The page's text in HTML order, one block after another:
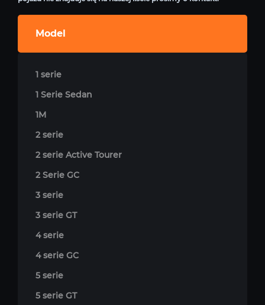
Model
1 serie
1 Serie Sedan
1M
2 serie
2 serie Active Tourer
2 Serie GC
3 serie
3 serie GT
4 serie
4 serie GC
5 serie
5 serie GT